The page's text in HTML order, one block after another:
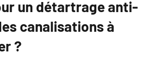
un détartrage anti-
canalisations à
?